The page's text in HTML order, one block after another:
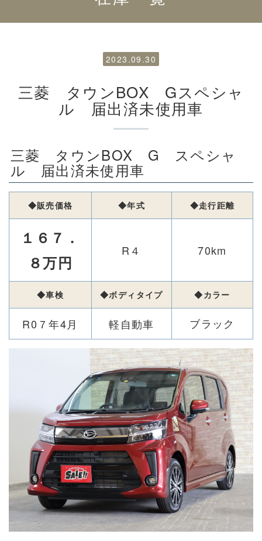
2023.09.30
三菱 タウンBOX Gスペシャ
ル 届出済未使用車
三菱 タウンBOX G スペシャ
ル 届出済未使用車
◆販売価格 ◆年式 ◆走行距離
１６７．
８万円
R４ 70km
◆車検 ◆ボディタイプ ◆カラー
R0７年4月 軽自動車 ブラック